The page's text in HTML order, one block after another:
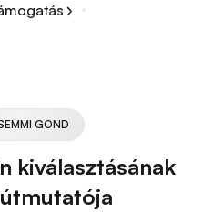
GOND
kiválasztásának